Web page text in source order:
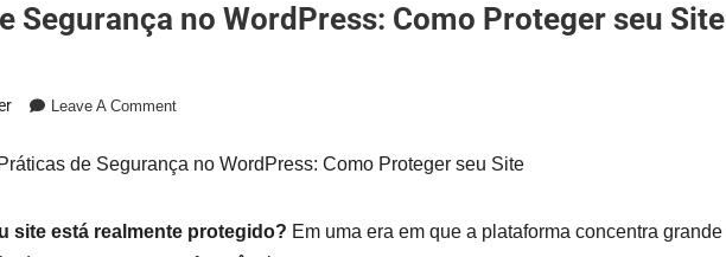
Segurança no WordPress: Como Proteger seu Site
Leave A Comment
de Segurança no WordPress: Como Proteger seu Site
site está realmente protegido? Em uma era em que a plataforma concentra grande